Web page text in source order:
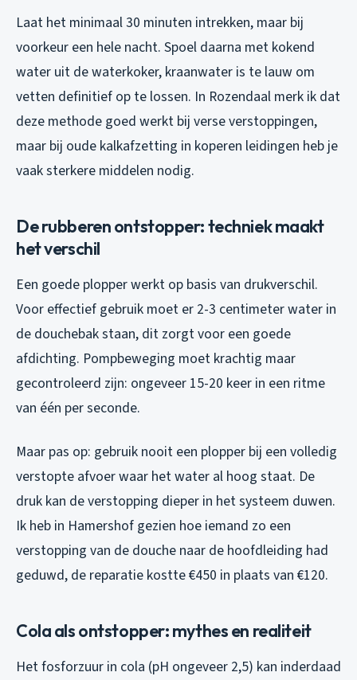
Laat het minimaal 30 minuten intrekken, maar bij
voorkeur een hele nacht. Spoel daarna met kokend
water uit de waterkoker, kraanwater is te lauw om
vetten definitief op te lossen. In Rozendaal merk ik dat
deze methode goed werkt bij verse verstoppingen,
maar bij oude kalkafzetting in koperen leidingen heb je
vaak sterkere middelen nodig.
De rubberen ontstopper: techniek maakt
het verschil
Een goede plopper werkt op basis van drukverschil.
Voor effectief gebruik moet er 2-3 centimeter water in
de douchebak staan, dit zorgt voor een goede
afdichting. Pompbeweging moet krachtig maar
gecontroleerd zijn: ongeveer 15-20 keer in een ritme
van één per seconde.
Maar pas op: gebruik nooit een plopper bij een volledig
verstopte afvoer waar het water al hoog staat. De
druk kan de verstopping dieper in het systeem duwen.
Ik heb in Hamershof gezien hoe iemand zo een
verstopping van de douche naar de hoofdleiding had
geduwd, de reparatie kostte €450 in plaats van €120.
Cola als ontstopper: mythes en realiteit
Het fosforzuur in cola (pH ongeveer 2,5) kan inderdaad